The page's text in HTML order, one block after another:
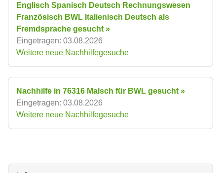
Englisch Spanisch Deutsch Rechnungswesen
Französisch BWL Italienisch Deutsch als
Fremdsprache gesucht »
Eingetragen: 03.08.2026
Weitere neue Nachhilfegesuche
Nachhilfe in 76316 Malsch für BWL gesucht »
Eingetragen: 03.08.2026
Weitere neue Nachhilfegesuche